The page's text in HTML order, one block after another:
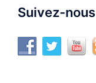
Suivez-nous